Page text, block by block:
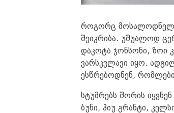
როგორც მოსალოდნელი
შეიკრიბა. უშუალოდ
დაკოტა ჯონსონი, ზოი
ვარსკვლავი იყო.
ესწრებოდნენ,
სტუმრებს შორის
ბუნი, ჰიუ გრანტი,